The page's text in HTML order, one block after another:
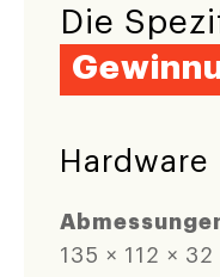
Die
Hardware
135 × 112 ×